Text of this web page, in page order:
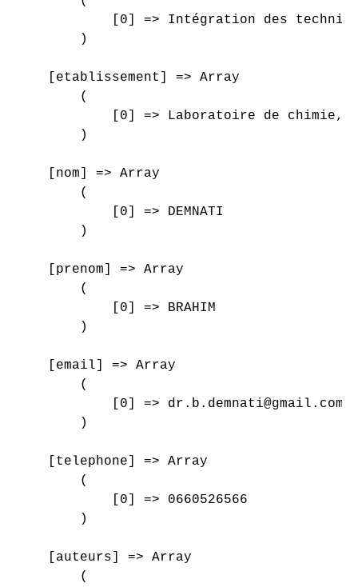
[0] => Intégration des
        )
    [etablissement] => Array
        (
[0] => Laboratoire de chimie,
        )
    [nom] => Array
        (
            [0] => DEMNATI
        )
    [prenom] => Array
        (
            [0] => BRAHIM
        )
    [email] => Array
        (
            [0] => dr.b.demnati@gmail.com
        )
    [telephone] => Array
        (
            [0] => 0660526566
        )
    [auteurs] => Array
        (